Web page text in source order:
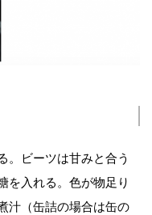
。ビーツは甘みと合う
を入れる。色が物足り
汁（缶詰の場合は缶の